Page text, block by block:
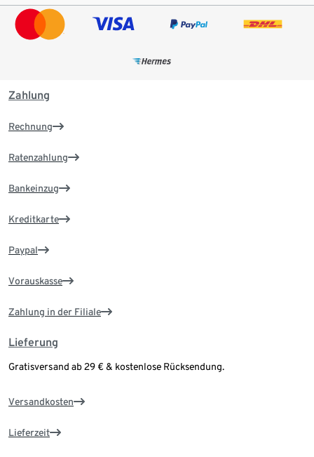
Zahlung
Rechnung
Ratenzahlung
Bankeinzug
Kreditkarte
Paypal
Vorauskasse
Zahlung in der Filiale
Lieferung
Gratisversand ab 29 € & kostenlose Rücksendung.
Versandkosten
Lieferzeit